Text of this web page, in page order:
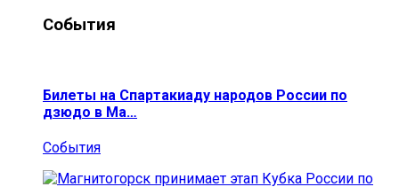
События
Билеты на Спартакиаду народов России по
дзюдо в Ма…
События